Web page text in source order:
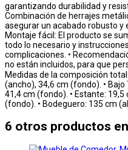
garantizando durabilidad y
Combinación de herrajes
asegurar un acabado robusto y
Montaje fácil: El producto se
todo lo necesario y
complicaciones. •
no están incluidos, para que
Medidas de la composición
(ancho), 34,6 cm (fondo). •
41,4 cm (fondo). • Estante:
(fondo). • Bodeguero: 135 cm
6 otros productos